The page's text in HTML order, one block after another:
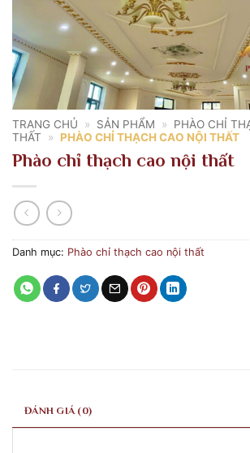
TRANG CHỦ » SẢN PHẨM »
PHÀO CHỈ
THẤT
» PHÀO CHỈ THẠCH CAO NỘI THẤT
Phào chỉ thạch cao nội thất
Danh mục: Phào chỉ thạch cao nội thất
ĐÁNH GIÁ (0)